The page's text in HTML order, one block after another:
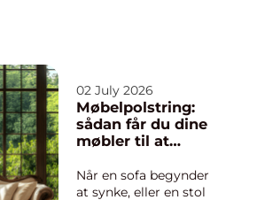
02 July 2026
Møbelpolstring:
sådan får du dine
møbler til at
Når en sofa begynder
at synke, eller en stol